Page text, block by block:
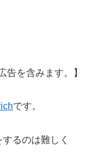
告を含みます。】
です。
るのは難しく